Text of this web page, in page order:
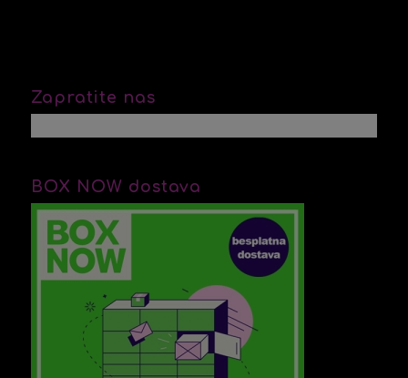
Zapratite nas
BOX NOW dostava